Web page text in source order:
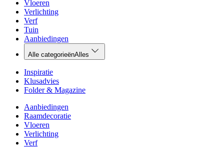
Vloeren
Verlichting
Verf
Tuin
Aanbiedingen
Alle categorieënAlles
Inspiratie
Klusadvies
Folder & Magazine
Aanbiedingen
Raamdecoratie
Vloeren
Verlichting
Verf